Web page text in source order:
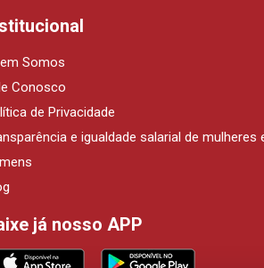
Somos
Conosco
de Privacidade
e igualdade salarial de mulheres
já nosso APP